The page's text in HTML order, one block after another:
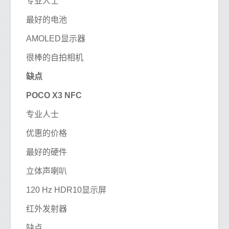
最好的电池
AMOLED显示器
很棒的自拍相机
缺点
POCO X3 NFC
专业人士
优惠的价格
最好的硬件
立体声喇叭
120 Hz HDR10显示屏
红外发射器